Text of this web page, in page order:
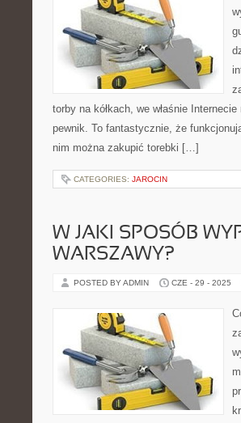
torby na kółkach, we właśnie
pewnik. To fantastycznie, że
nim można zakupić torebki […]
CATEGORIES: JAROCIN
W JAKI SPOSÓB
WARSZAWY?
POSTED BY ADMIN CZE - 29 - 2025